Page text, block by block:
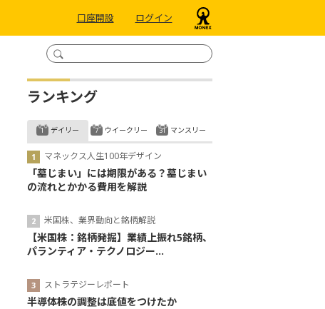
口座開設 ログイン
ランキング
デイリー
マネックス人生100年デザイン
「墓じまい」には期限がある？墓じまい
の流れとかかる費用を解説
米国株、業界動向と銘柄解説
【米国株：銘柄発掘】業績上振れ5銘柄、
パランティア・テクノロジー...
ストラテジーレポート
半導体株の調整は底値をつけたか
ウイークリー マンスリー